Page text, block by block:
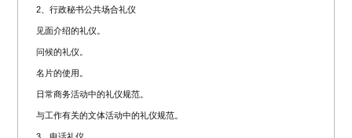
2、行政秘书公共场合礼仪
见面介绍的礼仪。
问候的礼仪。
名片的使用。
日常商务活动中的礼仪规范。
与工作有关的文体活动中的礼仪规范。